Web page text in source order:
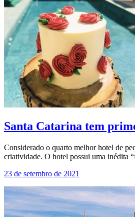
Santa Catarina tem
Considerado o quarto melhor hotel de
criatividade. O hotel possui uma inédita
23 de setembro de 2021